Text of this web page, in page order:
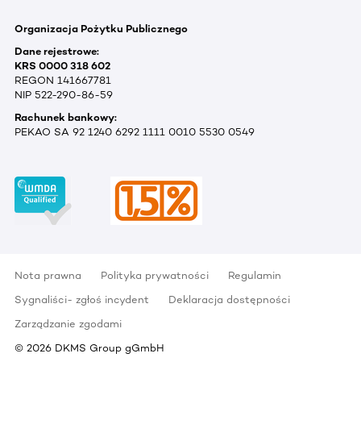
Organizacja Pożytku Publicznego
Dane rejestrowe:
KRS 0000 318 602
REGON 141667781
NIP 522-290-86-59
Rachunek bankowy:
PEKAO SA 92 1240 6292 1111 0010 5530 0549
Nota prawna Polityka prywatności
Regulamin
Sygnaliści- zgłoś incydent
Deklaracja dostępności
Zarządzanie zgodami
© 2026 DKMS Group gGmbH